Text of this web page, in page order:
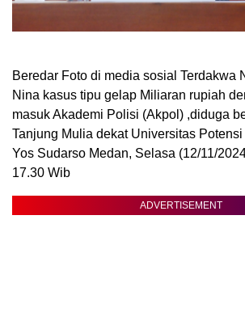
Beredar Foto di media sosial Terdakwa
Nina kasus tipu gelap Miliaran rupiah
masuk Akademi Polisi (Akpol) ,diduga
Tanjung Mulia dekat Universitas
Yos Sudarso Medan, Selasa (12/11/
17.30 Wib
ADVERTISEMENT